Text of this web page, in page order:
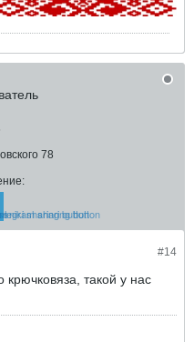
78
#14
крючковяза, такой у нас